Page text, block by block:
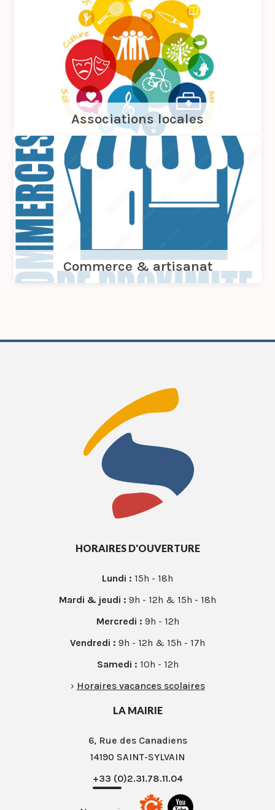
Associations locales
Commerce & artisanat
HORAIRES D'OUVERTURE
Lundi : 15h - 18h
Mardi & jeudi : 9h - 12h & 15h - 18h
Mercredi : 9h - 12h
Vendredi : 9h - 12h & 15h - 17h
Samedi : 10h - 12h
› Horaires vacances scolaires
LA MAIRIE
6, Rue des Canadiens
14190 SAINT-SYLVAIN
+33 (0)2.31.78.11.04